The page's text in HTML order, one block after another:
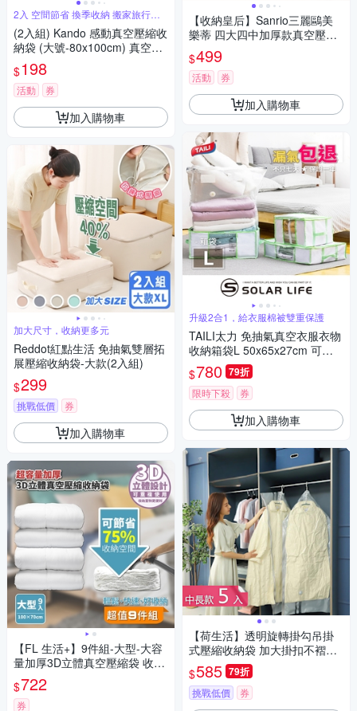
2入 空間節省 換季收納 搬家旅行收
納
(2入組) Kando 感動真空壓縮收
納袋 (大號-80x100cm) 真空收
納袋 壓縮收納袋 長效密封收納
袋 省空間收納神器換季衣物壓
縮收納推薦
$198
活動 券
加入購物車
加大尺寸，收納更多元
Reddot紅點生活 免抽氣雙層拓
展壓縮收納袋-大款(2入組)
$299
挑戰低價 券
加入購物車
【FL 生活+】9件組-大型-大容
量加厚3D立體真空壓縮袋 收納
袋(可重覆使用/真空收納/棉被/
衣物/FL_020*3)
$722
券
【收納皇后】Sanrio三麗鷗美
樂蒂 四大四中加厚款真空壓縮
袋組/收納袋/防塵袋 (9件組)
$499
活動 券
加入購物車
升級2合1，給衣服棉被雙重保護
TAILI太力 免抽氣真空衣服衣物
收納箱袋L 50x65x27cm 可拆
卸重覆使用.衣服收納箱 棉被壓
縮袋 真空收納箱 手壓真空袋 換
季外套
$780 79折
限時下殺 券
加入購物車
【荷生活】透明旋轉掛勾吊掛
式壓縮收納袋 加大掛扣不褶皺
真空收納袋-中長款5入組
$585 79折
挑戰低價 券